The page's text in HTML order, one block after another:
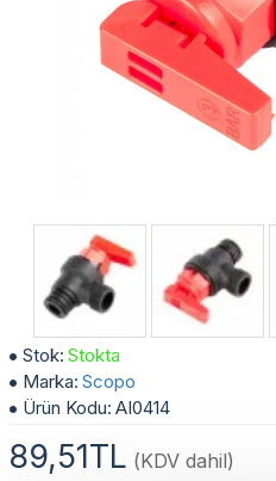
Stok: Stokta
Marka: Scopo
Ürün Kodu: AI0414
89,51TL (KDV dahil)